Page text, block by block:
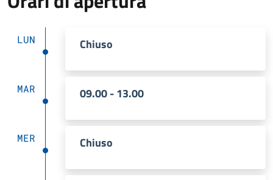
LUN Chiuso
MAR 09.00 - 13.00
MER Chiuso